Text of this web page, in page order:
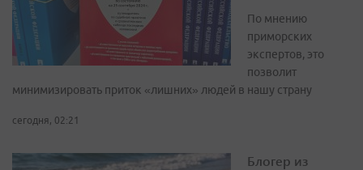
По мнению
приморских
экспертов, это
позволит
минимизировать приток «лишних» людей в нашу страну
сегодня, 02:21
Блогер из